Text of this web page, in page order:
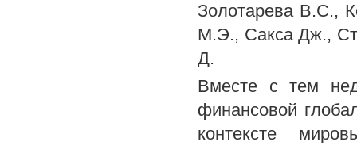
Золотарева B.C.,
М.Э., Сакса Дж.,
Д.
Вместе с тем
финансовой
контексте